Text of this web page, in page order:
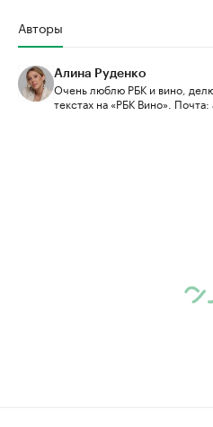
Авторы
Алина Руденко
Очень люблю РБК и вино,
текстах на «РБК Вино».